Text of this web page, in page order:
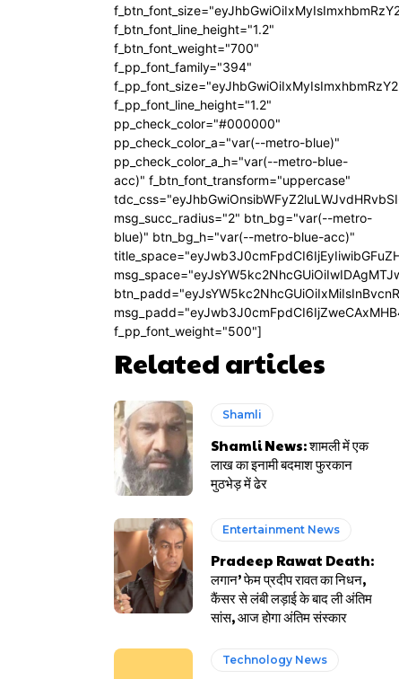
f_btn_font_line_height="1.2"
f_btn_font_weight="700"
f_pp_font_family="394"
f_pp_font_line_height="1.2"
pp_check_color="#000000"
pp_check_color_a="var(--metro-blue)"
pp_check_color_a_h="var(--metro-blue-
acc)" f_btn_font_transform="uppercase"
msg_succ_radius="2" btn_bg="var(--metro-
blue)" btn_bg_h="var(--metro-blue-acc)"
f_pp_font_weight="500"]
Related articles
Shamli
Shamli News: शामली में एक
लाख का इनामी बदमाश फुरकान
मुठभेड़ में ढेर
Entertainment News
Pradeep Rawat Death:
लगान’ फेम प्रदीप रावत का निधन,
कैंसर से लंबी लड़ाई के बाद ली अंतिम
सांस, आज होगा अंतिम संस्कार
Technology News